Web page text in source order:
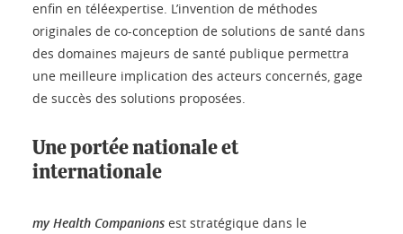
enfin en téléexpertise. L’invention de méthodes
originales de co-conception de solutions de santé dans
des domaines majeurs de santé publique permettra
une meilleure implication des acteurs concernés, gage
de succès des solutions proposées.
Une portée nationale et
internationale
my Health Companions est stratégique dans le